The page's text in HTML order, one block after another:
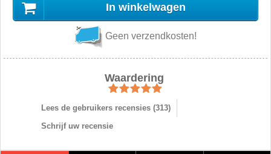
In winkelwagen
Geen verzendkosten!
Waardering
Lees de gebruikers recensies (313)
Schrijf uw recensie